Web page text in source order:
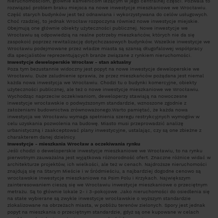
rozwiązać problem braku miejsca na nowe inwestycje mieszkaniowe we Wrocławiu
Część starych budynków jest też odnawiana i wykorzystywana do celów usługowych.
Choć rzadziej, to jednak Wrocław rozpoczyna również nowe inwestycje miejskie.
Obejmują one głównie obiekty użyteczności publicznej. Nowe inwestycje we
Wrocławiu są odpowiedzią na realne potrzeby mieszkańców, których nie da się
zaspokoić poprzez rewitalizację dotychczasowych budynków. Wszelkie inwestycje we
Wrocławiu podejmowane przez władze miasta są szansą długofalowej współpracy
dla specjalistów reprezentujących branże związane z rynkiem nieruchomości.
Inwestycje deweloperskie Wrocław - stan aktualny
Poza tym bezustannie widoczny jest popyt na nowe inwestycje deweloperskie we
Wrocławiu . Duże zaludnienie sprawia, że przez mieszkańców pożądana jest niemal
każda nowa inwestycja we Wrocławiu . Chodzi tu o budynki komercyjne, obiekty
użyteczności publicznej, ale też o nowe inwestycje mieszkaniowe we Wrocławiu
Wychodząc naprzeciw oczekiwaniom, deweloperzy stawiają na nowoczesne
inwestycje wrocławskie o podwyższonym standardzie, wznoszone zgodnie z
założeniami budownictwa zrównoważonego. Warto pamiętać, że każda nowa
inwestycja we Wrocławiu wymaga spełnienia szeregu restrykcyjnych wymogów w
celu uzyskania pozwolenia na budowę. Miasto musi przeprowadzić analizę
urbanistyczną i zaakceptować plany inwestycyjne, ustalając, czy są one zbieżne z
charakterem danej dzielnicy.
Inwestycje - mieszkania Wrocław a oczekiwania rynku
Jeśli chodzi o deweloperskie inwestycje mieszkaniowe we Wrocławiu , to na rynku
pierwotnym zauważalna jest wyjątkowa różnorodność ofert. Znaczne różnice widać w
architekturze projektów, ich wielkości, ale też w cenach. Najdroższe nieruchomości
znajdują się na Starym Mieście i w Śródmieściu, a najbardziej dogodne cenowo są
wrocławskie inwestycje mieszkaniowe na Psim Polu i Krzykach. Największym
zainteresowaniem cieszą się we Wrocławiu inwestycje mieszkaniowe o przeciętnym
metrażu. Są to głównie lokale 2- i 3-pokojowe. Jako nieruchomości do osiedlenia się
na stałe wybierane są zwykle inwestycje wrocławskie o wyższym standardzie
zlokalizowane na obrzeżach miasta, w pobliżu terenów zielonych. Spory jest jednak
popyt na mieszkania o przeciętnym standardzie, gdyż są one kupowane w celach